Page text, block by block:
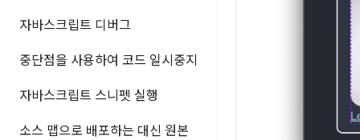
자바스크립트 디버그
중단점을 사용하여 코드 일시중지
자바스크립트 스니펫 실행
소스 맵으로 배포하는 대신 원본